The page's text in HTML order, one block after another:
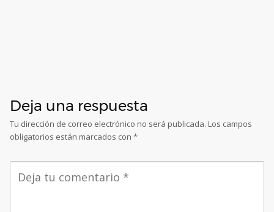
Deja una respuesta
Tu dirección de correo electrónico no será publicada. Los campos
obligatorios están marcados con *